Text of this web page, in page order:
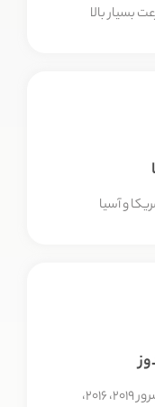
بسیار بالا
امکان نصب انواع نسخه‌های ویندوز سرور ۲۰۱۹، ۲۰۱۶،